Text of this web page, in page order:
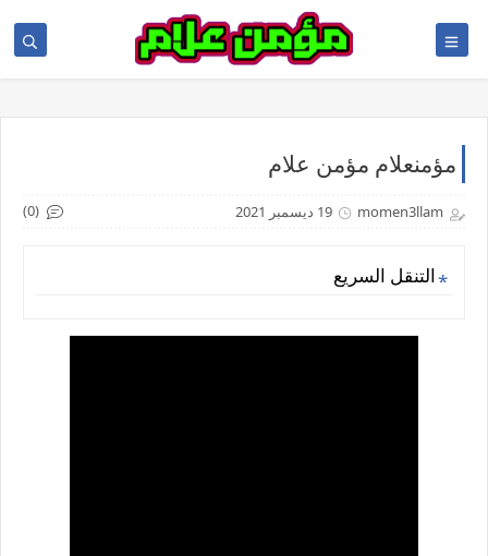
مؤمنعلام مؤمن علام
momen3llam 19 ديسمبر 2021 (0)
التنقل السريع